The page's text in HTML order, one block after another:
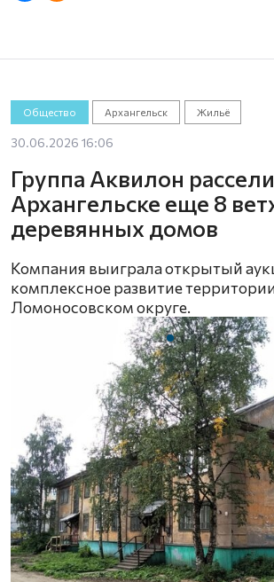
Общество Архангельск Жильё
30.06.2026 16:06
Группа Аквилон
Архангельске еще 8
деревянных домов
Компания выиграла открытый
комплексное развитие
Ломоносовском округе.